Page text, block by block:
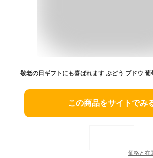
この商品をサイトでみ
価格と在